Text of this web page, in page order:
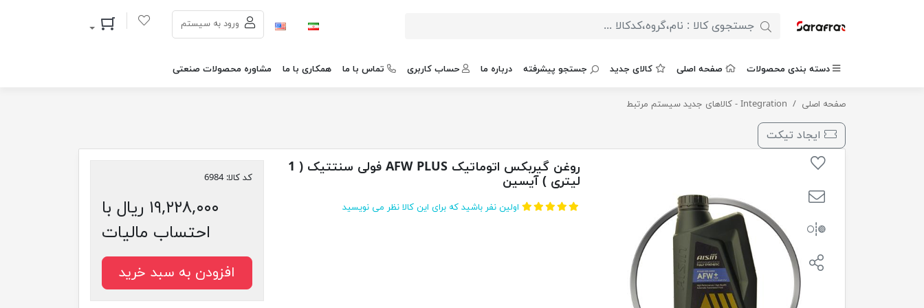
ورود به سیستم سبد خرید
دسته بندی محصولات صفحه اصلی کالای جدید جستجو پیشرفته درباره ما حساب کاربری تماس با ما همکاری با ما مشاوره محصولات صنعتی
صفحه اصلی Integration - کالاهای جدید سیستم مرتبط
روغن گیربکس اتوماتیک AFW PLUS فولی سنتتیک ( 1 لیتری ) آیسین
ایجاد تیکت
روغن گیربکس اتوماتیک AFW PLUS فولی سنتتیک ( 1
لیتری ) آیسین
اولین نفر باشید که برای این کالا نظر می نویسید
کد کالا: 6984
۱۹,۲۲۸,۰۰۰ ریال با
احتساب مالیات
افزودن به سبد خرید